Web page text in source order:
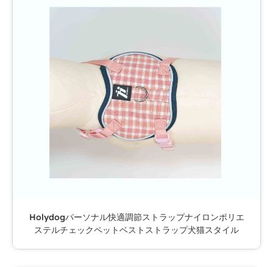
Holydogパーソナル快適調節ストラップナイロンポリエ
ステルチェックペットベストストラップ犬猫スタイル